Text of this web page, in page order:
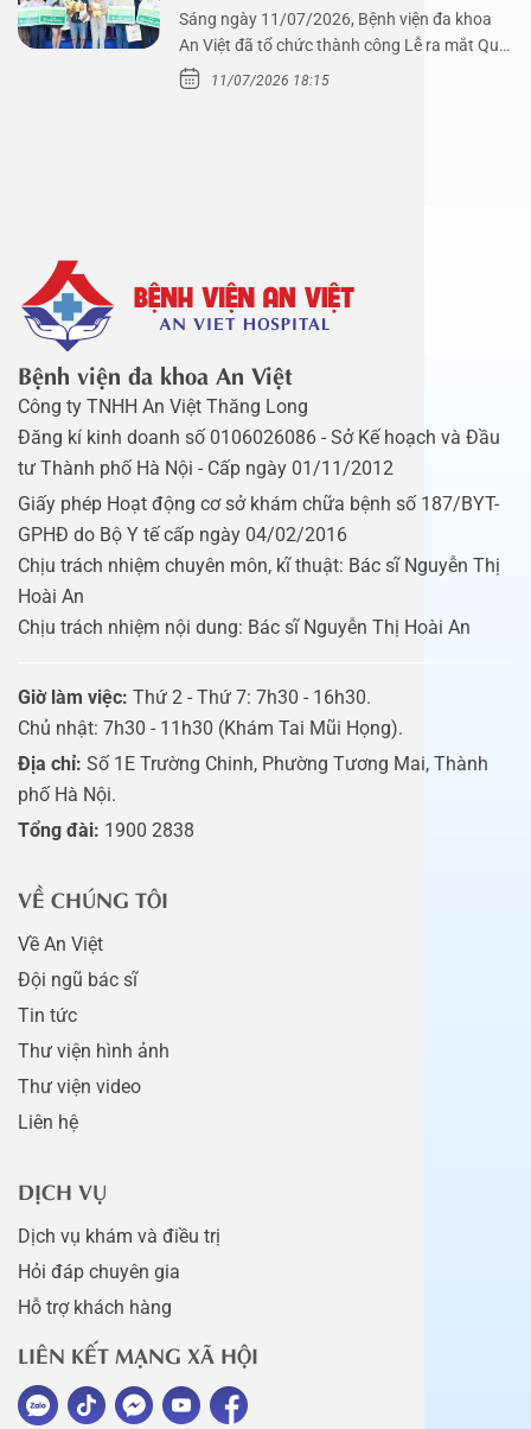
Sáng ngày 11/07/2026, Bệnh viện đa khoa
An Việt đã tổ chức thành công Lễ ra mắt Quỹ
Mầm Xanh…
11/07/2026 18:15
Bệnh viện đa khoa An Việt
Công ty TNHH An Việt Thăng Long
Đăng kí kinh doanh số 0106026086 - Sở Kế hoạch và Đầu
tư Thành phố Hà Nội - Cấp ngày 01/11/2012
Giấy phép Hoạt động cơ sở khám chữa bệnh số 187/BYT-
GPHĐ do Bộ Y tế cấp ngày 04/02/2016
Chịu trách nhiệm chuyên môn, kĩ thuật: Bác sĩ Nguyễn Thị
Hoài An
Chịu trách nhiệm nội dung: Bác sĩ Nguyễn Thị Hoài An
Giờ làm việc: Thứ 2 - Thứ 7: 7h30 - 16h30.
Chủ nhật: 7h30 - 11h30 (Khám Tai Mũi Họng).
Địa chỉ: Số 1E Trường Chinh, Phường Tương Mai, Thành
phố Hà Nội.
Tổng đài: 1900 2838
VỀ CHÚNG TÔI
Về An Việt
Đội ngũ bác sĩ
Tin tức
Thư viện hình ảnh
Thư viện video
Liên hệ
DỊCH VỤ
Dịch vụ khám và điều trị
Hỏi đáp chuyên gia
Hỗ trợ khách hàng
LIÊN KẾT MẠNG XÃ HỘI